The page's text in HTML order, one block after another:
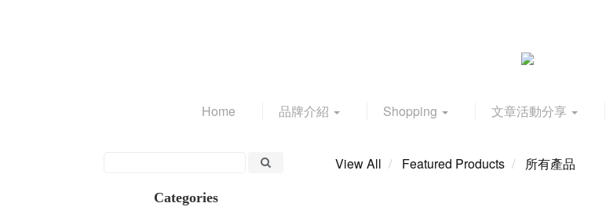
Home 品牌介紹 Shopping 文章活動分享
Categories
View All Featured Products 所有產品